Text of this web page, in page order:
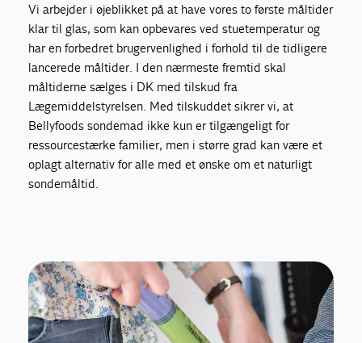
Vi arbejder i øjeblikket på at have vores to første måltider
klar til glas, som kan opbevares ved stuetemperatur og
har en forbedret brugervenlighed i forhold til de tidligere
lancerede måltider. I den nærmeste fremtid skal
måltiderne sælges i DK med tilskud fra
Lægemiddelstyrelsen. Med tilskuddet sikrer vi, at
Bellyfoods sondemad ikke kun er tilgængeligt for
ressourcestærke familier, men i større grad kan være et
oplagt alternativ for alle med et ønske om et naturligt
sondemåltid.